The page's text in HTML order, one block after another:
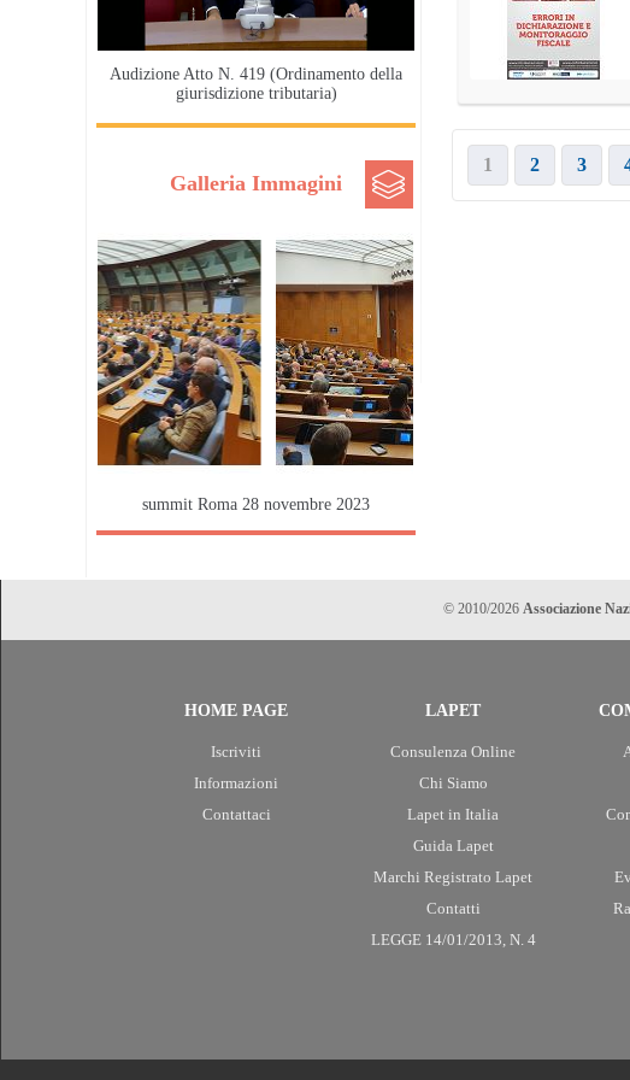
Audizione Atto N. 419 (Ordinamento della
giurisdizione tributaria)
Galleria Immagini
summit Roma 28 novembre 2023
1 2 3
© 2010/2026 Associazione
HOME PAGE
Iscriviti
Informazioni
Contattaci
LAPET
Consulenza Online
Chi Siamo
Lapet in Italia
Guida Lapet
Marchi Registrato Lapet
Contatti
LEGGE 14/01/2013, N. 4